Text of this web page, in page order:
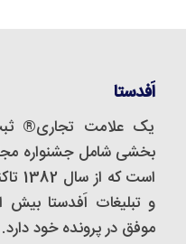
اَفدستا
یک علامت تجاری®
بخشی شامل جشنواره
موفق در پرونده خود دارد.